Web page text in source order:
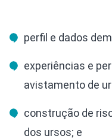
perfil e dados
experiências e
avistamento de
construção de
dos ursos; e